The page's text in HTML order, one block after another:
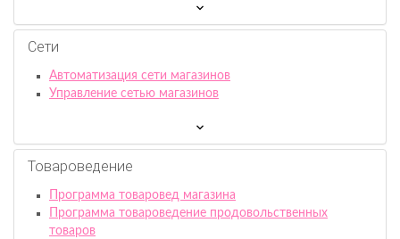
Сети
Автоматизация сети магазинов
Управление сетью магазинов
Товароведение
Программа товаровед магазина
Программа товароведение продовольственных
товаров